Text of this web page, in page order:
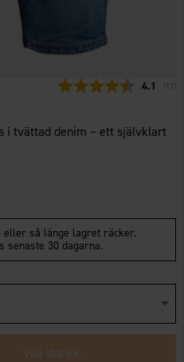
4.1 17
i tvättad denim – ett självklart
eller så länge lagret räcker.
senaste 30 dagarna.
Välj storlek